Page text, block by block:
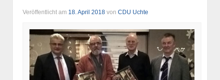
Veröffentlicht am 18. April 2018 von CDU Uchte